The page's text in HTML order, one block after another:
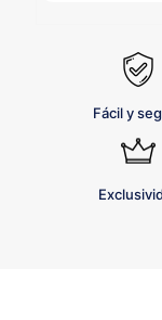
se
en
Fácil y